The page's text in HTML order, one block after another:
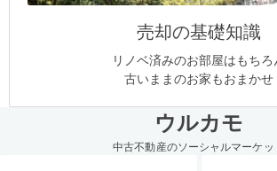
売却の基礎知識
リノベ済みのお部屋はもちろ
古いままのお家もおまかせ
ウルカモ
中古不動産のソーシャルマーケッ